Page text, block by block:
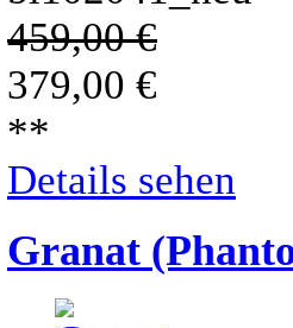
459,00€
379,00 €
**
Details sehen
Granat